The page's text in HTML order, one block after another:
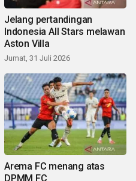
Jelang pertandingan
Indonesia All Stars melawan
Aston Villa
Jumat, 31 Juli 2026
Arema FC menang atas
DPMM FC